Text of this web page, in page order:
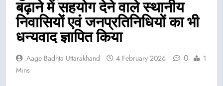
बढ़ाने में सहयोग देने वाले स्थानीय
निवासियों एवं जनप्रतिनिधियों का भी
धन्यवाद ज्ञापित किया
Aage Badhta Uttarakhand 4 February 2026 0
1
Mins